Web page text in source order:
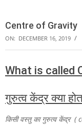
Centre of Gravity
ON: DECEMBER 16, 2019
What is called
गुरुत्व केंद्र क्या
किसी वस्तु का गुरुत्व केंद्र (